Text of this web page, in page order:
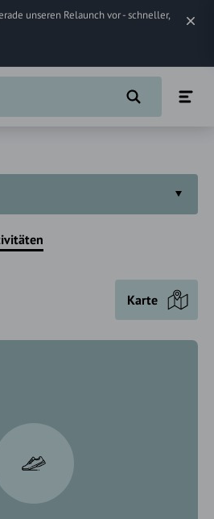
unseren Relaunch vor - schneller,
Karte